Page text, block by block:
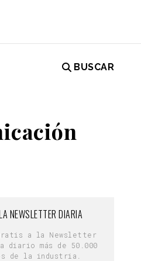
BUSCAR
NEWSLETTER DIARIA
a la Newsletter
diario más de 50.000
de la industria.